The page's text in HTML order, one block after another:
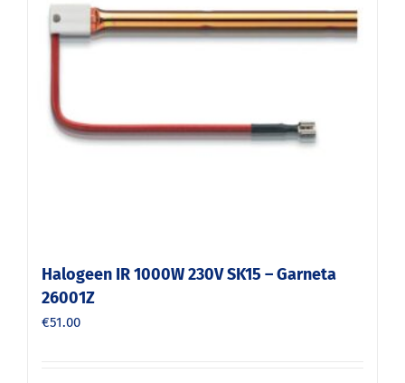
Halogeen IR 1000W 230V SK15 – Garneta
26001Z
€51.00